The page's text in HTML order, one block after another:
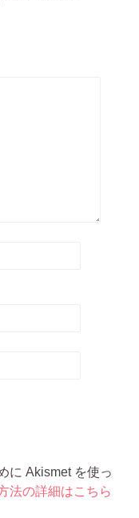
に Akismet を使っ
法の詳細はこちら